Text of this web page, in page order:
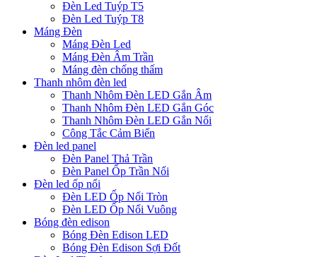
Đèn Led Tuýp T5
Đèn Led Tuýp T8
Máng Đèn
Máng Đèn Led
Máng Đèn Âm Trần
Máng đèn chống thấm
Thanh nhôm đèn led
Thanh Nhôm Đèn LED Gắn Âm
Thanh Nhôm Đèn LED Gắn Góc
Thanh Nhôm Đèn LED Gắn Nổi
Công Tắc Cảm Biến
Đèn led panel
Đèn Panel Thả Trần
Đèn Panel Ốp Trần Nổi
Đèn led ốp nổi
Đèn LED Ốp Nổi Tròn
Đèn LED Ốp Nổi Vuông
Bóng đèn edison
Bóng Đèn Edison LED
Bóng Đèn Edison Sợi Đốt